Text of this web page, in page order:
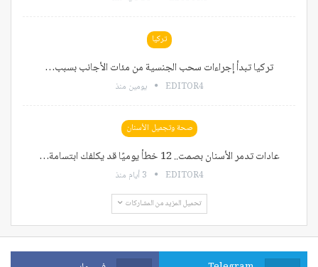
تركيا
تركيا تبدأ إجراءات سحب الجنسية من مئات الأجانب بسبب…
EDITOR4 يومين منذ
صحة وتجميل الأسنان
عادات تدمر الأسنان بصمت.. 12 خطأ يوميًا قد يكلفك ابتسامة…
EDITOR4 3 أيام منذ
تحميل المزيد من المشاركات